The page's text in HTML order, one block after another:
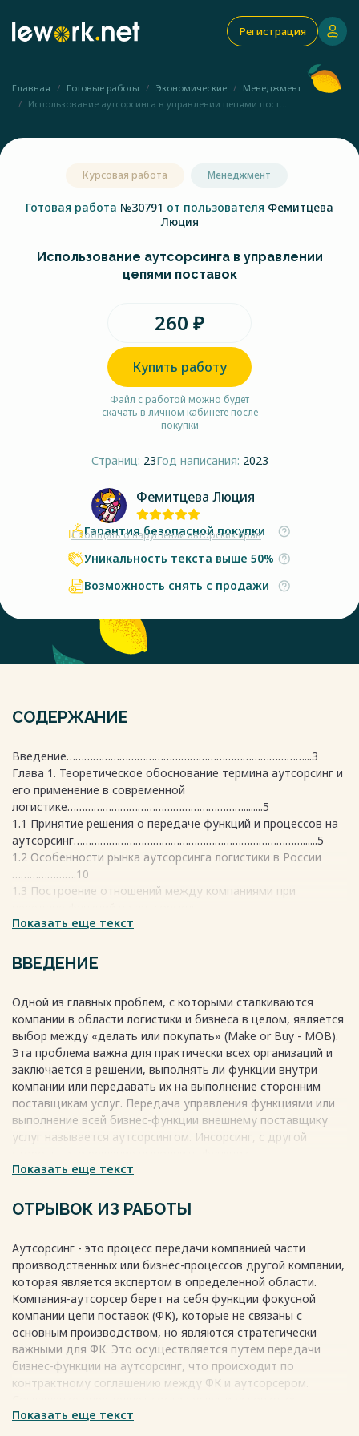
Регистрация
Главная Готовые работы Экономические
Менеджмент
Использование аутсорсинга в управлении цепями пост...
Курсовая работа Менеджмент
Готовая работа №30791 от пользователя Фемитцева
Люция
Использование аутсорсинга в управлении
цепями поставок
260 ₽
Купить работу
Файл с работой можно будет
скачать в личном кабинете после
покупки
Страниц: 23Год написания: 2023
Фемитцева Люция
Сообщить о нарушении авторских прав
Гарантия безопасной покупки
Уникальность текста выше 50%
Возможность снять с продажи
СОДЕРЖАНИЕ
Введение………………………………………………………………………...3
Глава 1. Теоретическое обоснование термина аутсорсинг и
его применение в современной
логистике……………………………………………………........5
1.1 Принятие решения о передаче функций и процессов на
аутсорсинг……………………………………………………………………......5
1.2 Особенности рынка аутсорсинга логистики в России
………………….10
1.3 Построение отношений между компаниями при
………………………………………………………………………12
поставок…………………..……..16
2.1 Общие характеристики компании……………..……...………......
2.2 Материальные потоки………………………..……………………………
18
2.3 Способ доставки груза, стоимость
доставки………………………….......19
2.4 Характеристика материальных
запасов……………………………...…….19
2.5 Складская логистика ……………….……….……………………….
…….20
Заключение…………………………………………………………..………….21
……………………………..…23
Показать еще текст
ВВЕДЕНИЕ
Одной из главных проблем, с которыми сталкиваются
компании в области логистики и бизнеса в целом, является
выбор между «делать или покупать» (Make or Buy - MOB).
Эта проблема важна для практически всех организаций и
заключается в решении, выполнять ли функции внутри
компании или передавать их на выполнение сторонним
поставщикам услуг. Передача управления функциями или
выполнение всей бизнес-функции внешнему поставщику
услуг называется аутсорсингом. Инсорсинг, с другой
самостоятельно, без привлечения внешних компаний.
процессом создания продукта или для развития
Решение о том, передавать функции на аутсорсинг или
выполнить их самостоятельно, основывается на
экономических выгодах и возможных стратегических
преимуществах компании. Для оценки экономического
эффекта может быть использован алгоритм расчета
общих затрат.
Весь текст будет доступен после покупки
Показать еще текст
ОТРЫВОК ИЗ РАБОТЫ
Аутсорсинг - это процесс передачи компанией части
производственных или бизнес-процессов другой компании,
которая является экспертом в определенной области.
Компания-аутсорсер берет на себя функции фокусной
компании цепи поставок (ФК), которые не связаны с
основным производством, но являются стратегически
важными для ФК. Это осуществляется путем передачи
бизнес-функции на аутсорсинг, что происходит по
контрактному соглашению между ФК и аутсорсером.
предоставления. ФК может передать аутсорсеру средства
Показать еще текст